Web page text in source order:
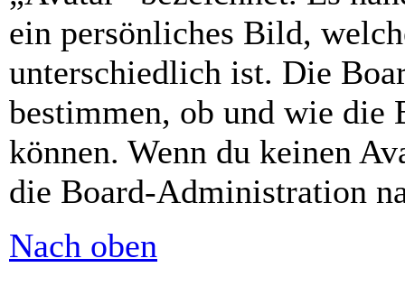
ein persönliches Bild,
unterschiedlich ist. Die
bestimmen, ob und wie die
können. Wenn du keinen
die Board-Administration
Nach oben